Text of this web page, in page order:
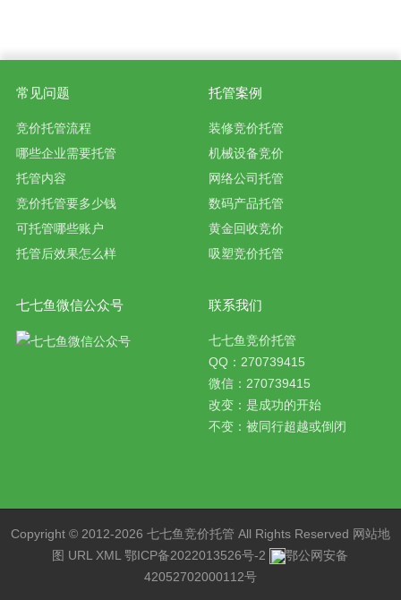
常见问题
竞价托管流程
哪些企业需要托管
托管内容
竞价托管要多少钱
可托管哪些账户
托管后效果怎么样
托管案例
装修竞价托管
机械设备竞价
网络公司托管
数码产品托管
黄金回收竞价
吸塑竞价托管
七七鱼微信公众号 联系我们
七七鱼竞价托管
QQ：270739415
微信：270739415
改变：是成功的开始
不变：被同行超越或倒闭
Copyright © 2012-2026 七七鱼竞价托管 All Rights Reserved 网站地
图 URL XML 鄂ICP备2022013526号-2
鄂公网安备
42052702000112号